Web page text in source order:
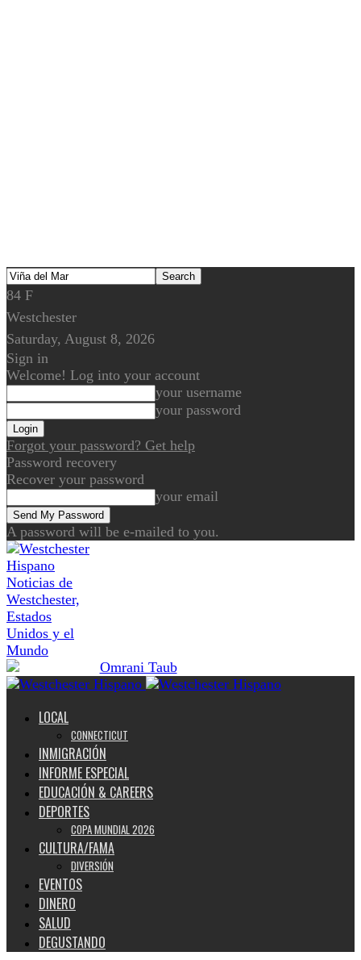
84 F
Westchester
Saturday, August 8, 2026
Sign in
Welcome! Log into your account
your username
your password
Forgot your password? Get help
Password recovery
Recover your password
your email
A password will be e-mailed to you.
Noticias de
Westchester,
Estados
Unidos y el
Mundo
LOCAL
CONNECTICUT
INMIGRACIÓN
INFORME ESPECIAL
EDUCACIÓN & CAREERS
DEPORTES
COPA MUNDIAL 2026
CULTURA/FAMA
DIVERSIÓN
EVENTOS
DINERO
SALUD
DEGUSTANDO